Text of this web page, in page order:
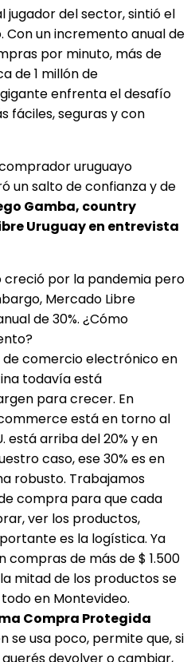
jugador del sector, sintió el
un incremento anual de
por minuto, más de
de 1 millón de
enfrenta el desafío
fáciles, seguras y con
uruguayo
un salto de confianza y de
Gamba, country
Uruguay en entrevista
por la pandemia pero
Mercado Libre
de 30%. ¿Cómo
comercio electrónico en
todavía está
para crecer. En
está en torno al
está arriba del 20% y en
caso, ese 30% es en
robusto. Trabajamos
compra para que cada
ver los productos,
es la logística. Ya
de más de $ 1.500
mitad de los productos se
en Montevideo.
Compra Protegida
se usa poco, permite que, si